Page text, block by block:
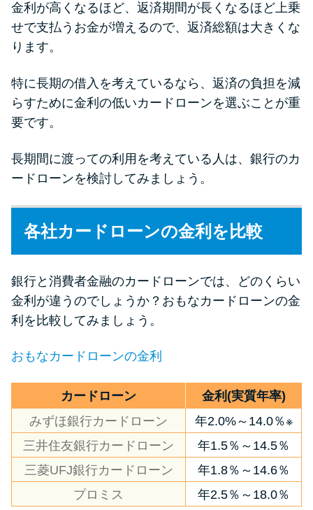
未成年でもお金を借りられる？
る？
を解説
てはいけない理由と借りた場合
の対処法
安や審査に通らない理由
ブラックでもお金を借りるに
は？3つの判断基準と工面法
アコムはブラックでも審査に通
る？ 自分がブラックか確かめる
方法
金利が高くなるほど、返済期間が長くなるほど上乗
せで支払うお金が増えるので、返済総額は大きくな
ります。
特に長期の借入を考えているなら、返済の負担を減
らすために金利の低いカードローンを選ぶことが重
要です。
長期間に渡っての利用を考えている人は、銀行のカ
ードローンを検討してみましょう。
各社カードローンの金利を比較
銀行と消費者金融のカードローンでは、どのくらい
金利が違うのでしょうか？おもなカードローンの金
利を比較してみましょう。
おもなカードローンの金利
カードローン
金利(実質年率)
みずほ銀行カードローン
年2.0%～14.0％※
三井住友銀行カードローン
年1.5％～14.5％
三菱UFJ銀行カードローン
年1.8％～14.6％
プロミス
年2.5％～18.0％